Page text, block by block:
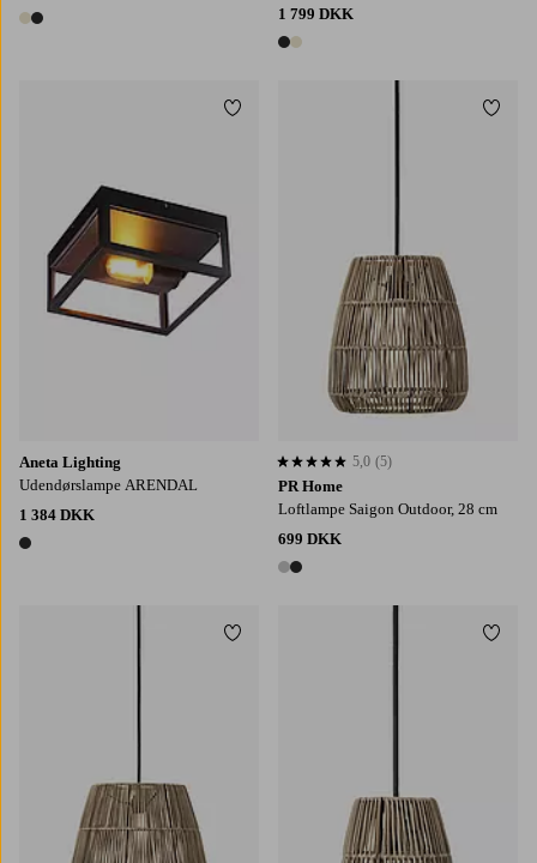
2 farver
1 799 DKK
2 farver
Aneta Lighting
Udendørslampe ARENDAL
1 384 DKK
1 farve
Tilføj til favoritter
PR Home
Loftlampe Saigon Outdoor, 28 cm
699 DKK
2 farver
5,0 baseret på 5 bedømmelser
5,0 (5)
Tilføj til favoritter